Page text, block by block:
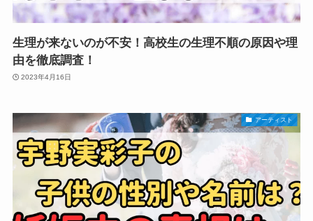
生理が来ないのが不安！高校生の生理不順の原因や理
由を徹底調査！
2023年4月16日
アーティスト